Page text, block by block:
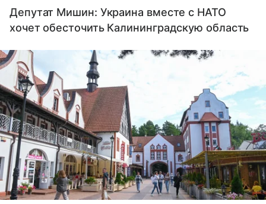
Депутат Мишин: Украина вместе с НАТО
хочет обесточить Калининградскую область